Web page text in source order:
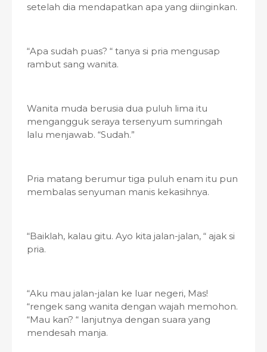
setelah dia mendapatkan apa yang diinginkan.
“Apa sudah puas? “ tanya si pria mengusap
rambut sang wanita.
Wanita muda berusia dua puluh lima itu
mengangguk seraya tersenyum sumringah
lalu menjawab. “Sudah.”
Pria matang berumur tiga puluh enam itu pun
membalas senyuman manis kekasihnya.
“Baiklah, kalau gitu. Ayo kita jalan-jalan, “ ajak si
pria.
“Aku mau jalan-jalan ke luar negeri, Mas!
“rengek sang wanita dengan wajah memohon.
“Mau kan? “ lanjutnya dengan suara yang
mendesah manja.